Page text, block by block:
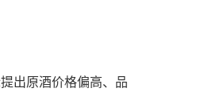
出原酒价格偏高、品